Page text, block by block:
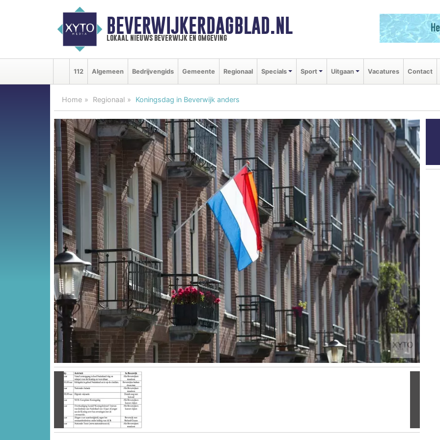
BEVERWIJKERDAGBLAD.NL
lokaal nieuws beverwijk en omgeving
112 Algemeen Bedrijvengids Gemeente Regionaal Specials Sport Uitgaan Vacatures Contact
Home Regionaal Koningsdag in Beverwijk anders
Vorige